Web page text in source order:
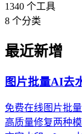
1340 个工具
8 个分类
最近新增
图片批量AI去
免费在线图片批
高质量修复两种